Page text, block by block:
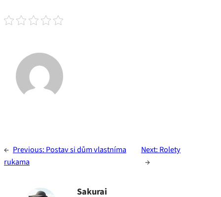
← Previous: Postav si dům vlastníma
rukama
Next: Rolety
→
Sakurai